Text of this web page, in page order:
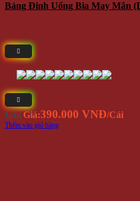
Bảng Đinh Uống Bia May Mắn
Giá Giá:390.000 VNĐ/Cái
Thêm vào giỏ hàng